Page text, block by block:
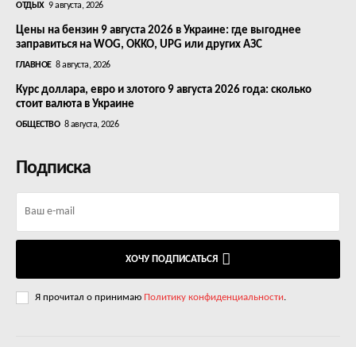
ОТДЫХ 9 августа, 2026
Цены на бензин 9 августа 2026 в Украине: где выгоднее
заправиться на WOG, OKKO, UPG или других АЗС
ГЛАВНОЕ 8 августа, 2026
Курс доллара, евро и злотого 9 августа 2026 года: сколько
стоит валюта в Украине
ОБЩЕСТВО 8 августа, 2026
Подписка
ХОЧУ ПОДПИСАТЬСЯ
Я прочитал о принимаю Политику конфиденциальности.